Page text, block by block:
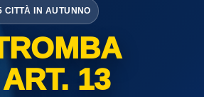
CITTÀ IN AUTUNNO
13